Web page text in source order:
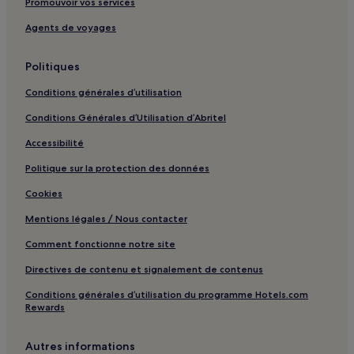
Jardin Botanique de Lund : hôtels à proximité
Form/Design Center : hôtels à proximité
Station Lund : hôtels à proximité
Centrum : hôtels Hôtels acceptant les animaux de
compagnie
Centrum : hôtels
Comté de Scanie : hôtels Hôtels familiaux
Agents de voyages
Politiques
Conditions générales d’utilisation
Conditions Générales d’Utilisation d’Abritel
Accessibilité
Politique sur la protection des données
Cookies
Mentions légales / Nous contacter
Comment fonctionne notre site
Directives de contenu et signalement de contenus
Conditions générales d’utilisation du programme Hotels.com
Rewards
Autres informations